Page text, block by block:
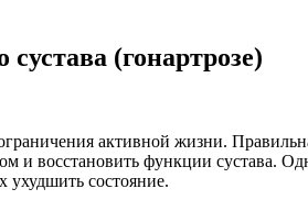
(гонартрозе)
активной жизни.
и восстановить функции
ухудшить состояние.